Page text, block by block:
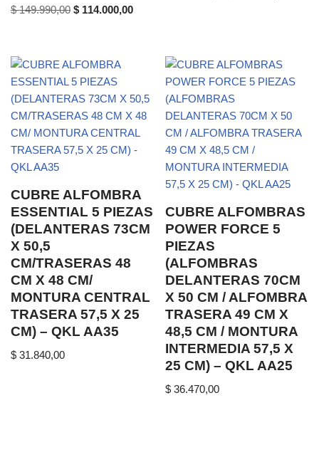
$149.990,00 $ 114.000,00
CUBRE ALFOMBRA
ESSENTIAL 5 PIEZAS
(DELANTERAS 73CM
X 50,5
CM/TRASERAS 48
CM X 48 CM/
MONTURA CENTRAL
TRASERA 57,5 X 25
CM) – QKL AA35
$ 31.840,00
CUBRE ALFOMBRAS
POWER FORCE 5
PIEZAS
(ALFOMBRAS
DELANTERAS 70CM
X 50 CM / ALFOMBRA
TRASERA 49 CM X
48,5 CM / MONTURA
INTERMEDIA 57,5 X
25 CM) – QKL AA25
$ 36.470,00